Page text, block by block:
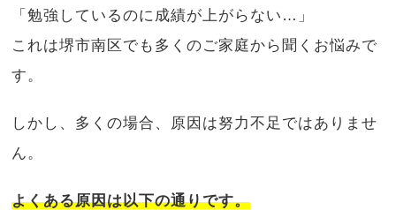
「勉強しているのに成績が上がらない…」
これは堺市南区でも多くのご家庭から聞くお悩みで
す。
しかし、多くの場合、原因は努力不足ではありませ
ん。
よくある原因は以下の通りです。